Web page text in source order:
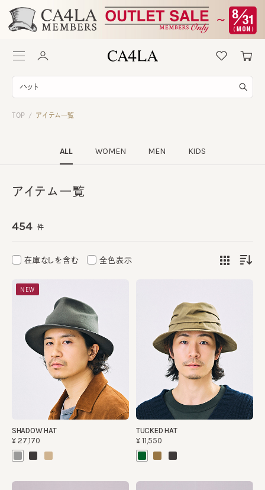
TOP / アイテム一覧
ALL WOMEN MEN KIDS
アイテム一覧
454 件
在庫なしを含む 全色表示
NEW
SHADOW HAT
¥27,170
TUCKED HAT
¥11,550